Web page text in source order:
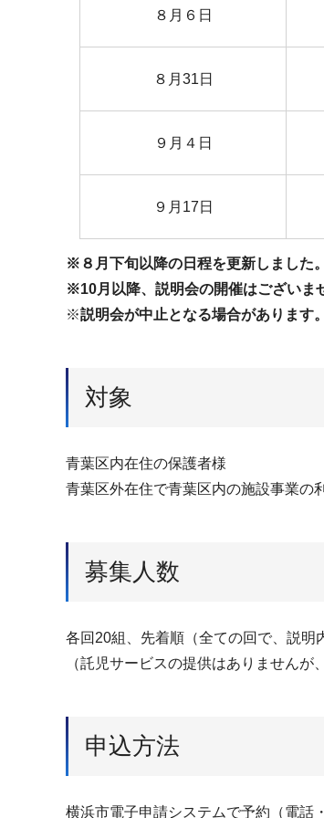
８月６日
８月31日
９月４日
９月17日
※８月下旬以降の日程を更新しました。
※10月以降、説明会の開催はございま
※説明会が中止となる場合があります
対象
青葉区内在住の保護者様
青葉区外在住で青葉区内の施設事業の
募集人数
各回20組、先着順（全ての回で、説明
（託児サービスの提供はありませんが
申込方法
横浜市電子申請システムで予約（電話